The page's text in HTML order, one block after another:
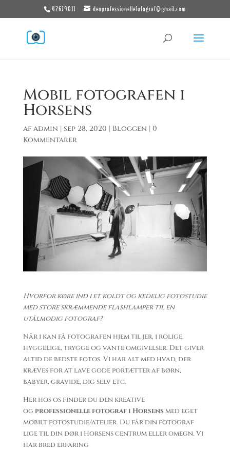
42679011 denprofessionellefotograf@gmail.com
Mobil fotografen i
Horsens
af admin | sep 28, 2020 | Bloggen | 0
Kommentarer
Hvorfor køre ind i et koldt og kedelig fotostudie
med store skræmmende flashlamper til en
utålmodig fotograf?
Når i kan få fotografen hjem til jer, i rolige,
hyggelige, trygge og vante omgivelser. Det giver
altid de bedste fotos. Vi har alt med hvad, der
kræves for at lave gode portætter af børn,
babyer, gravide, dig selv etc.
Her hos os finder du den kreative
og professionelle fotograf i Horsens med eget
mobilt fotostudie/atelier. Du får din fotograf
lige til din dør i Horsens centrum eller omegn. Vi
har bred erfaring